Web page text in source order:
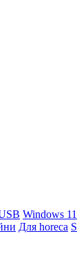
Windows 11
Для horeca